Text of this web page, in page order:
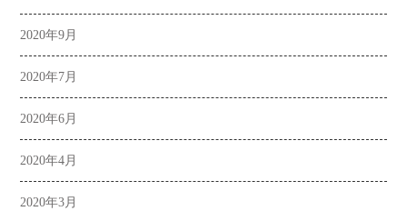
2020年9月
2020年7月
2020年6月
2020年4月
2020年3月